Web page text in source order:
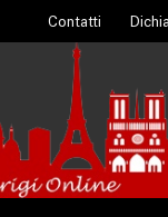
Contatti